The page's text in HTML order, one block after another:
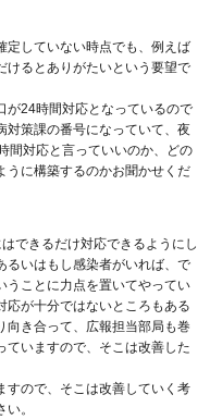
していない時点でも、例えば
けるとありがたいという要望で
24時間対応となっているので
対策課の番号になっていて、夜
間対応と言っていいのか、どの
うに構築するのかお聞かせくだ
できるだけ対応できるようにし
るいはもし感染者がいれば、で
うことに力点を置いてやってい
応が十分ではないところもある
向き合って、広報担当部局も巻
ていますので、そこは改善した
ので、そこは改善していく考
。